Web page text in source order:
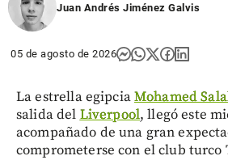
Juan Andrés Jiménez Galvis
05 de agosto de 2026
La estrella egipciaMohamed
salida del Liverpool, llegó este
acompañado de una gran
comprometerse con el club turco